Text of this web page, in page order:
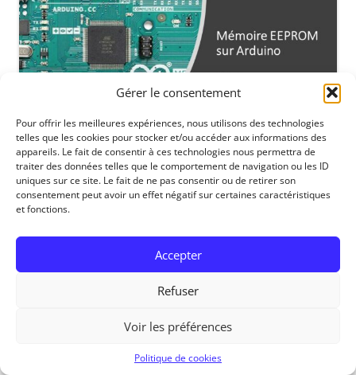
Gérer le consentement
Pour offrir les meilleures expériences, nous utilisons des technologies
telles que les cookies pour stocker et/ou accéder aux informations des
appareils. Le fait de consentir à ces technologies nous permettra de
traiter des données telles que le comportement de navigation ou les ID
uniques sur ce site. Le fait de ne pas consentir ou de retirer son
consentement peut avoir un effet négatif sur certaines caractéristiques
et fonctions.
Accepter
Refuser
Voir les préférences
Politique de cookies